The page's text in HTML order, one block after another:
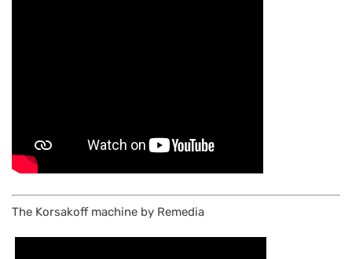
The Korsakoff machine by Remedia